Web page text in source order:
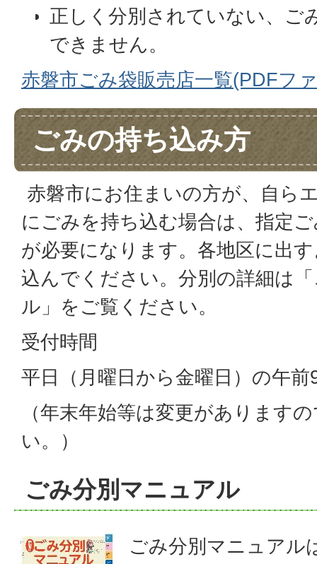
正しく分別されていない、ご
できません。
赤磐市ごみ袋販売店一覧(PDFフ
ごみの持ち込み方
赤磐市にお住まいの方が、自ら
にごみを持ち込む場合は、指定
が必要になります。各地区に出
込んでください。分別の詳細は
ル」をご覧ください。
受付時間
平日（月曜日から金曜日）の午
（年末年始等は変更があります
い。）
ごみ分別マニュアル
ごみ分別マニュアル